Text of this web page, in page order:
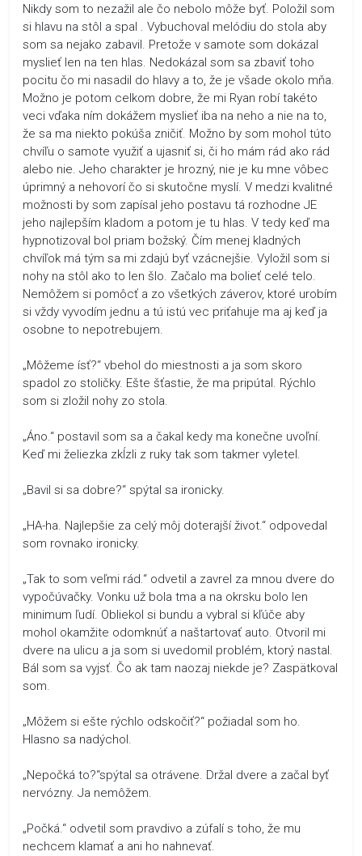
Nikdy som to nezažil ale čo nebolo môže byť. Položil som
si hlavu na stôl a spal . Vybuchoval melódiu do stola aby
som sa nejako zabavil. Pretože v samote som dokázal
myslieť len na ten hlas. Nedokázal som sa zbaviť toho
pocitu čo mi nasadil do hlavy a to, že je všade okolo mňa.
Možno je potom celkom dobre, že mi Ryan robí takéto
veci vďaka ním dokážem myslieť iba na neho a nie na to,
že sa ma niekto pokúša zničiť. Možno by som mohol túto
chvíľu o samote využiť a ujasniť si, či ho mám rád ako rád
alebo nie. Jeho charakter je hrozný, nie je ku mne vôbec
úprimný a nehovorí čo si skutočne myslí. V medzi kvalitné
možnosti by som zapísal jeho postavu tá rozhodne JE
jeho najlepším kladom a potom je tu hlas. V tedy keď ma
hypnotizoval bol priam božský. Čím menej kladných
chvíľok má tým sa mi zdajú byť vzácnejšie. Vyložil som si
nohy na stôl ako to len šlo. Začalo ma bolieť celé telo.
Nemôžem si pomôcť a zo všetkých záverov, ktoré urobím
si vždy vyvodím jednu a tú istú vec priťahuje ma aj keď ja
osobne to nepotrebujem.
„Môžeme ísť?“ vbehol do miestnosti a ja som skoro
spadol zo stoličky. Ešte šťastie, že ma pripútal. Rýchlo
som si zložil nohy zo stola.
„Áno.“ postavil som sa a čakal kedy ma konečne uvoľní.
Keď mi želiezka zkĺzli z ruky tak som takmer vyletel.
„Bavil si sa dobre?“ spýtal sa ironicky.
„HA-ha. Najlepšie za celý môj doterajší život.“ odpovedal
som rovnako ironicky.
„Tak to som veľmi rád.“ odvetil a zavrel za mnou dvere do
vypočúvačky. Vonku už bola tma a na okrsku bolo len
minimum ľudí. Obliekol si bundu a vybral si kľúče aby
mohol okamžite odomknúť a naštartovať auto. Otvoril mi
dvere na ulicu a ja som si uvedomil problém, ktorý nastal.
Bál som sa vyjsť. Čo ak tam naozaj niekde je? Zaspätkoval
som.
„Môžem si ešte rýchlo odskočiť?“ požiadal som ho.
Hlasno sa nadýchol.
„Nepočká to?“spýtal sa otrávene. Držal dvere a začal byť
nervózny. Ja nemôžem.
„Počká.“ odvetil som pravdivo a zúfalí s toho, že mu
nechcem klamať a ani ho nahnevať.